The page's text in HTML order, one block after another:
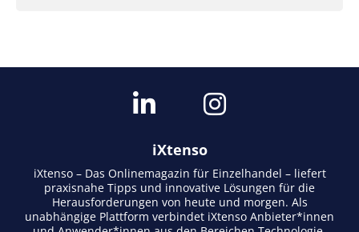
iXtenso
iXtenso – Das Onlinemagazin für Einzelhandel – liefert
praxisnahe Tipps und innovative Lösungen für die
Herausforderungen von heute und morgen. Als
unabhängige Plattform verbindet iXtenso Anbieter*innen